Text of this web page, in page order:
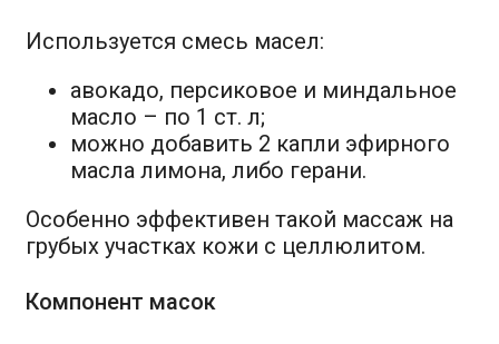
Используется смесь масел:
авокадо, персиковое и миндальное
масло – по 1 ст. л;
можно добавить 2 капли эфирного
масла лимона, либо герани.
Особенно эффективен такой массаж на
грубых участках кожи с целлюлитом.
Компонент масок